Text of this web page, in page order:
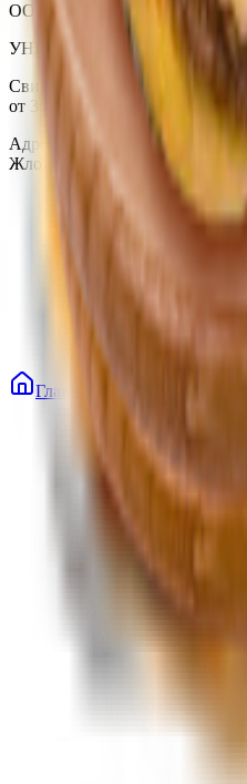
ООО «Торговая сеть
УНП 490314725
Свидетельство о
от 30.05.2003г выдано
Адрес: 247210, Республика
Жлобин, ул. Козлова 2-А
Главная